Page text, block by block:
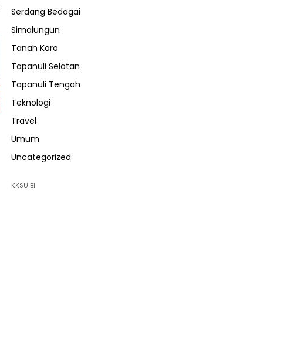
Serdang Bedagai
Simalungun
Tanah Karo
Tapanuli Selatan
Tapanuli Tengah
Teknologi
Travel
Umum
Uncategorized
KKSU BI